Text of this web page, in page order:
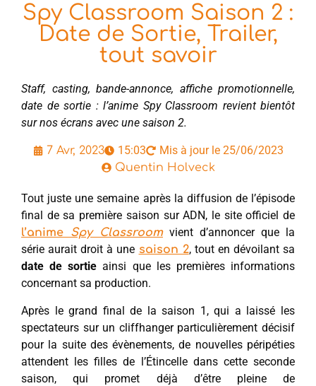
Spy Classroom Saison 2 :
Date de Sortie, Trailer,
tout savoir
Staff, casting, bande-annonce, affiche promotionnelle,
date de sortie : l’anime Spy Classroom revient bientôt
sur nos écrans avec une saison 2.
7 Avr, 2023 15:03 Mis à jour le 25/06/2023
Quentin Holveck
Tout juste une semaine après la diffusion de l’épisode
final de sa première saison sur ADN, le site officiel de
l’anime Spy Classroomvient d’annoncer que la
série aurait droit à une saison 2, tout en dévoilant sa
date de sortie ainsi que les premières informations
concernant sa production.
Après le grand final de la saison 1, qui a laissé les
spectateurs sur un cliffhanger particulièrement décisif
pour la suite des évènements, de nouvelles péripéties
attendent les filles de l’Étincelle dans cette seconde
saison, qui promet déjà d’être pleine de